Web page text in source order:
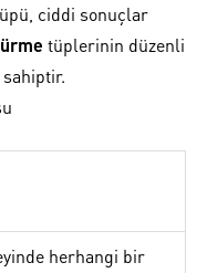
ciddi sonuçlar
tüplerinin düzenli
herhangi bir